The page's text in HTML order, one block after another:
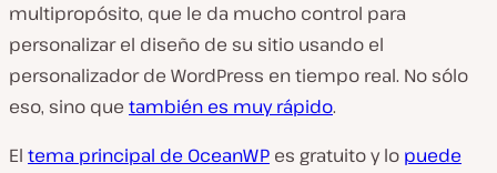
multipropósito, que le da mucho control para
personalizar el diseño de su sitio usando el
personalizador de WordPress en tiempo real. No sólo
eso, sino que también es muy rápido.
El tema principal de OceanWP es gratuito y lo puede